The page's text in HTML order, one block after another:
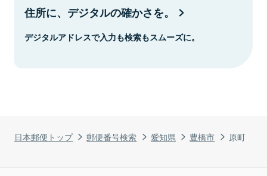
日本郵便トップ 郵便番号検索 愛知県 豊橋市 原町
住所に、デジタルの確かさを。
デジタルアドレスで入力も検索もスムーズに。